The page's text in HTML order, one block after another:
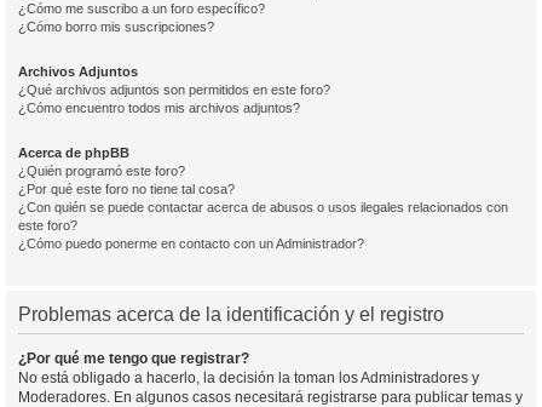
¿Cómo me suscribo a un foro específico?
¿Cómo borro mis suscripciones?
Archivos Adjuntos
¿Qué archivos adjuntos son permitidos en este foro?
¿Cómo encuentro todos mis archivos adjuntos?
Acerca de phpBB
¿Quién programó este foro?
¿Por qué este foro no tiene tal cosa?
¿Con quién se puede contactar acerca de abusos o usos ilegales relacionados con
este foro?
¿Cómo puedo ponerme en contacto con un Administrador?
Problemas acerca de la identificación y el registro
¿Por qué me tengo que registrar?
No está obligado a hacerlo, la decisión la toman los Administradores y
Moderadores. En algunos casos necesitará registrarse para publicar temas y